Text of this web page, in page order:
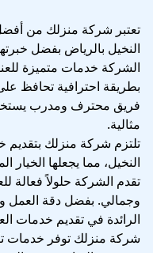
تعتبر شركة منزلك من
النخيل بالرياض بفضل
الشركة خدمات متميزة
بطريقة احترافية تحافظ
فريق محترف ومدرب
مثالية.
تلتزم شركة منزلك بتقديم
النخيل، مما يجعلها
تقدم الشركة حلولاً فعالة
وجمالي. بفضل دقة العمل
الرائدة في تقديم خدمات
شركة منزلك توفر خدمات